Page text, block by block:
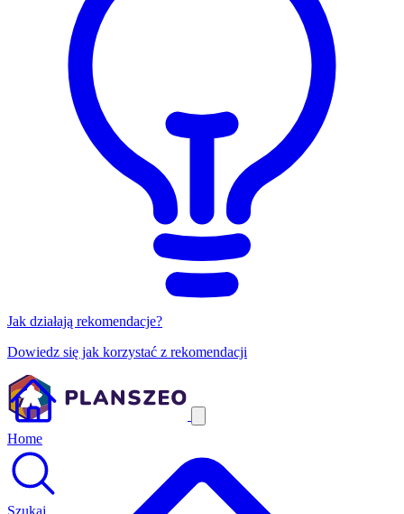
Jak działają rekomendacje?
Dowiedz się jak korzystać z rekomendacji
Home
Szukaj